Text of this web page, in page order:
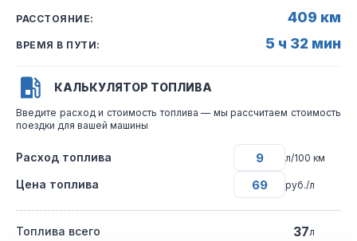
РАССТОЯНИЕ: 409 км
ВРЕМЯ В ПУТИ: 5 ч 32 мин
КАЛЬКУЛЯТОР ТОПЛИВА
Введите расход и стоимость топлива — мы рассчитаем стоимость
поездки для вашей машины
Расход топлива л/100 км
Цена топлива руб./л
Топлива всего 37л